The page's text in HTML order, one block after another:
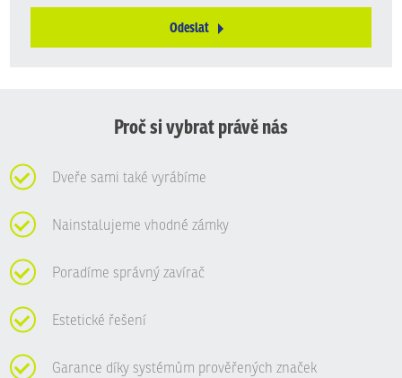
Odeslat
Proč si vybrat právě nás
Dveře sami také vyrábíme
Nainstalujeme vhodné zámky
Poradíme správný zavírač
Estetické řešení
Garance díky systémům prověřených značek